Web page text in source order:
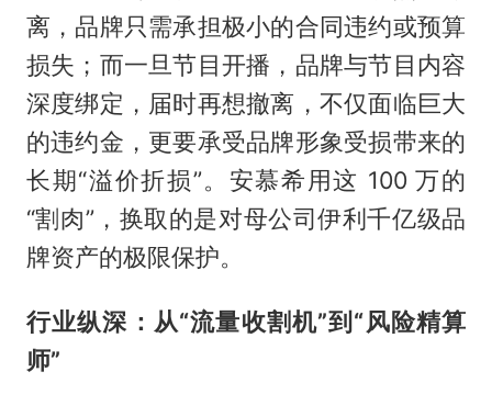
离，品牌只需承担极小的合同违约或预算
损失；而一旦节目开播，品牌与节目内容
深度绑定，届时再想撤离，不仅面临巨大
的违约金，更要承受品牌形象受损带来的
长期“溢价折损”。安慕希用这 100 万的
“割肉”，换取的是对母公司伊利千亿级品
牌资产的极限保护。
行业纵深：从“流量收割机”到“风险精算
师”